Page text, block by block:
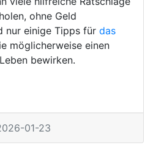
ohne Geld
nur einige Tipps für das
möglicherweise einen
bewirken.
01-23